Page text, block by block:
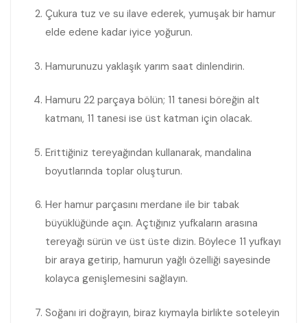
Çukura tuz ve su ilave ederek, yumuşak bir hamur
elde edene kadar iyice yoğurun.
Hamurunuzu yaklaşık yarım saat dinlendirin.
Hamuru 22 parçaya bölün; 11 tanesi böreğin alt
katmanı, 11 tanesi ise üst katman için olacak.
Erittiğiniz tereyağından kullanarak, mandalina
boyutlarında toplar oluşturun.
Her hamur parçasını merdane ile bir tabak
büyüklüğünde açın. Açtığınız yufkaların arasına
tereyağı sürün ve üst üste dizin. Böylece 11 yufkayı
bir araya getirip, hamurun yağlı özelliği sayesinde
kolayca genişlemesini sağlayın.
Soğanı iri doğrayın, biraz kıymayla birlikte soteleyin